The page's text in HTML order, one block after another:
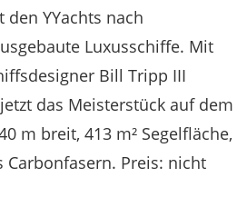
YYachts nach
Luxusschiffe. Mit
Bill Tripp III
das Meisterstück auf dem
m breit, 413 m² Segelfläche,
Carbonfasern. Preis: nicht